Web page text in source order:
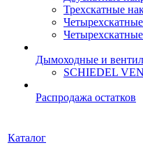
Трехскатные
Дымоходные и
SCHIEDEL
Распродажа остатков
Каталог